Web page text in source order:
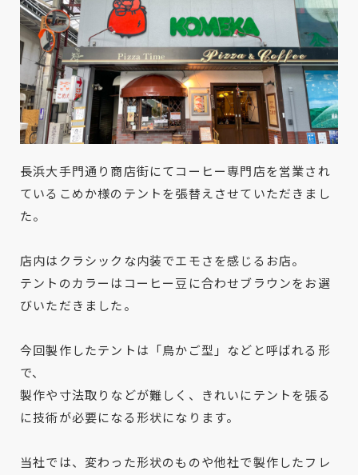
長浜大手門通り商店街にてコーヒー専門店を営業され
ているこめか様のテントを張替えさせていただきまし
た。
店内はクラシックな内装でエモさを感じるお店。
テントのカラーはコーヒー豆に合わせブラウンをお選
びいただきました。
今回製作したテントは「鳥かご型」などと呼ばれる形
で、
製作や寸法取りなどが難しく、きれいにテントを張る
に技術が必要になる形状になります。
当社では、変わった形状のものや他社で製作したフレ